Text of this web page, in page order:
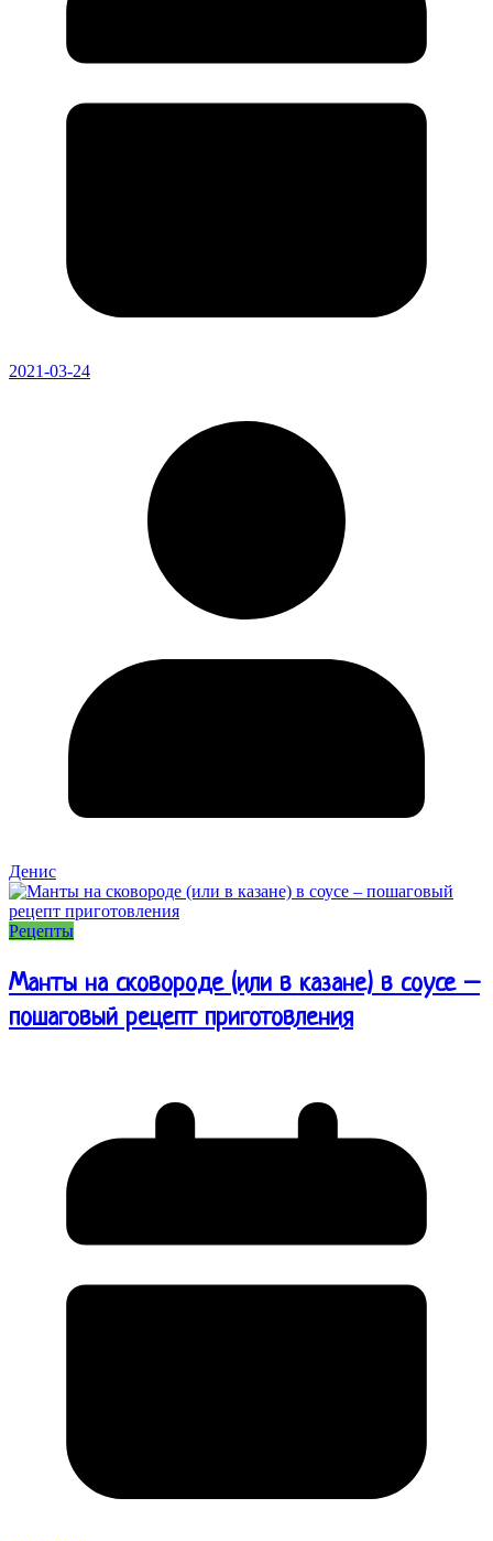
2021-03-24
Денис
Рецепты
Манты на сковороде (или в казане) в соусе –
пошаговый рецепт приготовления